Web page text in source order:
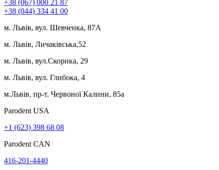
+38 (067) 000 21 87
+38 (044) 334 41 00
м. Львів, вул. Шевченка, 87А
м. Львів, Личаківська,52
м. Львів, вул.Скорика, 29
м. Львів, вул. Глибока, 4
м.Львів, пр-т. Червоної Калини, 85а
Parodent USА
+1 (623) 398 68 08
Parodent CAN
416-201-4440